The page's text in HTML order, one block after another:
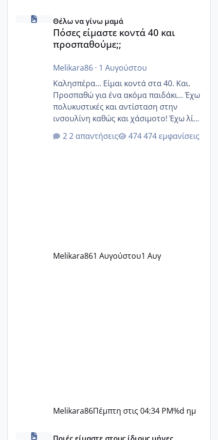
Πόσες είμαστε κοντά 40 και προσπαθούμε;;
Θέλω να γίνω μαμά
Πόσες είμαστε κοντά 40 και
προσπαθούμε;;
Melikara86· 1 Αυγούστου
Καλησπέρα... Είμαι κοντά στα 40. Και.
Προσπαθώ για ένα ακόμα παιδάκι... Έχω
πολυκυστικές και αντίσταση στην
ινσουλίνη καθώς και χάσιμοτο! Έχω λίγα
κιλά παραπάνω και όσο κ αν προσπαθώ
δεν χάνω εύκολα! Προσπαθώ για ακόμη
2 απαντήσεις 474 εμφανίσεις
Melikara861 Αυγούστου1 Αυγ
Melikara86Πέμπτη στις 04:34 PM%d ημ
Μωράκια Δεκεμβρίου 2026